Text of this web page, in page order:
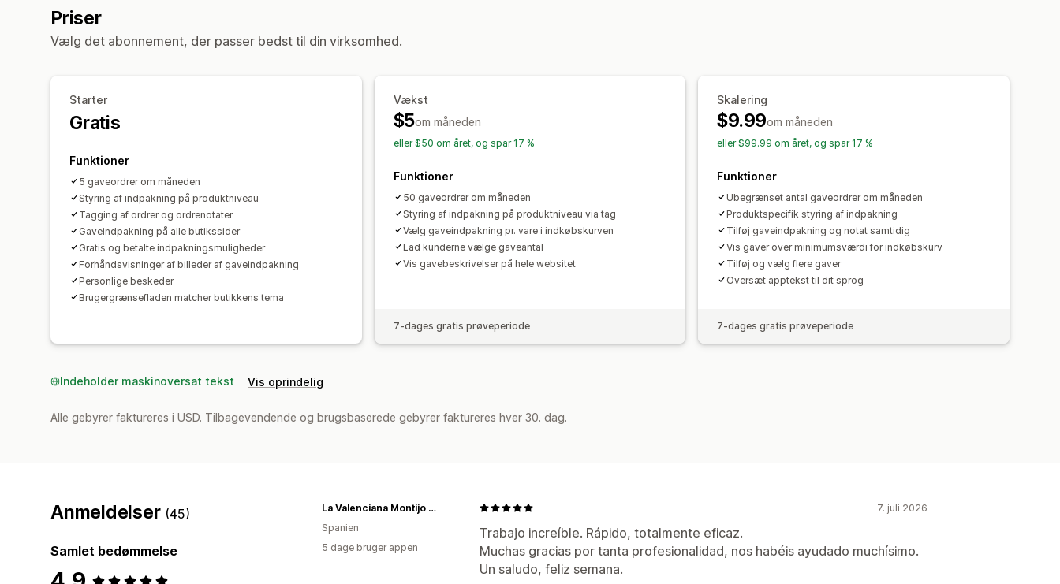
Priser
Vælg det abonnement, der passer bedst til din virksomhed.
Starter
Gratis
Funktioner
5 gaveordrer om måneden
Styring af indpakning på produktniveau
Tagging af ordrer og ordrenotater
Gaveindpakning på alle butikssider
Gratis og betalte indpakningsmuligheder
Forhåndsvisninger af billeder af gaveindpakning
Personlige beskeder
Brugergrænsefladen matcher butikkens tema
Vækst
$5om måneden
eller $50 om året, og spar 17 %
Funktioner
50 gaveordrer om måneden
Styring af indpakning på produktniveau via tag
Vælg gaveindpakning pr. vare i indkøbskurven
Lad kunderne vælge gaveantal
Vis gavebeskrivelser på hele websitet
7-dages gratis prøveperiode
Skalering
$9.99om måneden
eller $99.99 om året, og spar 17 %
Funktioner
Ubegrænset antal gaveordrer om måneden
Produktspecifik styring af indpakning
Tilføj gaveindpakning og notat samtidig
Vis gaver over minimumsværdi for indkøbskurv
Tilføj og vælg flere gaver
Oversæt apptekst til dit sprog
7-dages gratis prøveperiode
Indeholder maskinoversat tekst Vis oprindelig
Alle gebyrer faktureres i USD. Tilbagevendende og brugsbaserede gebyrer faktureres hver 30. dag.
Anmeldelser (45)
Samlet bedømmelse
7. juli 2026
Trabajo increíble. Rápido, totalmente eficaz.
Muchas gracias por tanta profesionalidad, nos habéis ayudado muchísimo.
Un saludo, feliz semana.
La Valenciana Montijo S.L.
Spanien
5 dage bruger appen